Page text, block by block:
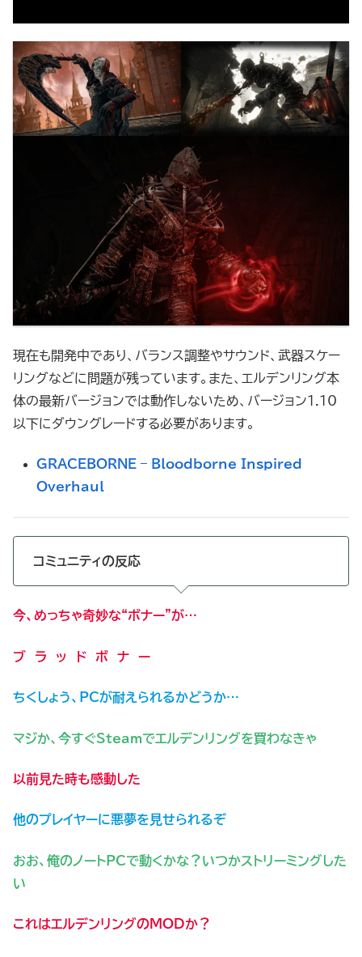
現在も開発中であり、バランス調整やサウンド、武器スケー
リングなどに問題が残っています。また、エルデンリング本
体の最新バージョンでは動作しないため、バージョン1.10
以下にダウングレードする必要があります。
GRACEBORNE – Bloodborne Inspired
Overhaul
コミュニティの反応
今、めっちゃ奇妙な“ボナー”が…
ブ ラ ッ ド ボ ナ ー
ちくしょう、PCが耐えられるかどうか…
マジか、今すぐSteamでエルデンリングを買わなきゃ
以前見た時も感動した
他のプレイヤーに悪夢を見せられるぞ
おお、俺のノートPCで動くかな？いつかストリーミングした
い
これはエルデンリングのMODか？